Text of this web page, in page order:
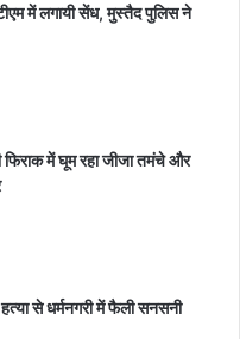
में लगायी सेंध, मुस्तैद पुलिस ने
फिराक में घूम रहा जीजा तमंचे और
से धर्मनगरी में फैली सनसनी